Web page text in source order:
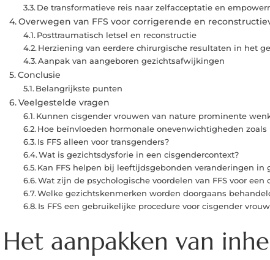
De transformatieve reis naar zelfacceptatie en
Overwegen van FFS voor corrigerende en
Posttraumatisch letsel en reconstructie
Herziening van eerdere chirurgische resultaten in het
Aanpak van aangeboren gezichtsafwijkingen
Conclusie
Belangrijkste punten
Veelgestelde vragen
Kunnen cisgender vrouwen van nature prominente
Hoe beïnvloeden hormonale onevenwichtigheden zoals
Is FFS alleen voor transgenders?
Wat is gezichtsdysforie in een cisgendercontext?
Kan FFS helpen bij leeftijdsgebonden veranderingen in
Wat zijn de psychologische voordelen van FFS voor een
Welke gezichtskenmerken worden doorgaans
Is FFS een gebruikelijke procedure voor cisgender
Het aanpakken van